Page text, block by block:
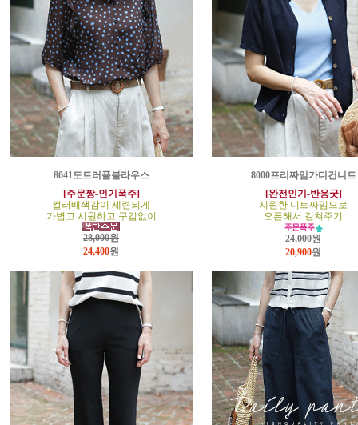
8041도트러플블라우스
[주문짱-인기폭주]
컬러배색감이 세련되게
가볍고 시원하고 구김없이
28,000원
24,400원
8000프리짜임가디건니트
[완전인기-반응굿]
시원한 니트짜임으로
오픈해서 걸쳐주기
24,000원
20,900원